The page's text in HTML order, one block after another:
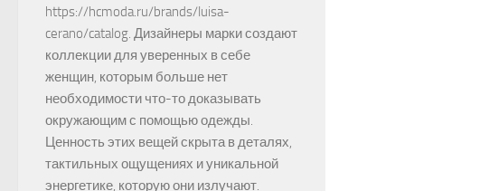
https://hcmoda.ru/brands/luisa-
cerano/catalog. Дизайнеры марки создают
коллекции для уверенных в себе
женщин, которым больше нет
необходимости что-то доказывать
окружающим с помощью одежды.
Ценность этих вещей скрыта в деталях,
тактильных ощущениях и уникальной
энергетике, которую они излучают.